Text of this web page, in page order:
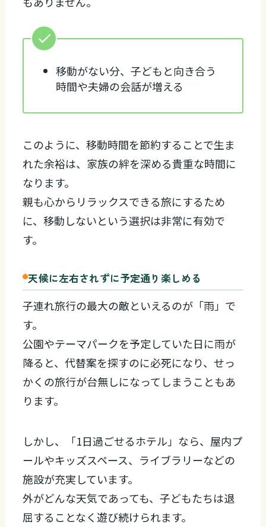
移動がない分、子どもと向き合う
時間や夫婦の会話が増える
このように、移動時間を節約することで生ま
れた余裕は、家族の絆を深める貴重な時間に
なります。
親も心からリラックスできる旅にするため
に、移動しないという選択は非常に有効で
す。
天候に左右されずに予定通り楽しめる
子連れ旅行の最大の敵といえるのが「雨」で
す。
公園やテーマパークを予定していた日に雨が
降ると、代替案を探すのに必死になり、せっ
かくの旅行が台無しになってしまうこともあ
ります。
しかし、「1日過ごせるホテル」なら、屋内プ
ールやキッズスペース、ライブラリーなどの
施設が充実しています。
外がどんな天気であっても、子どもたちは退
屈することなく遊び続けられます。